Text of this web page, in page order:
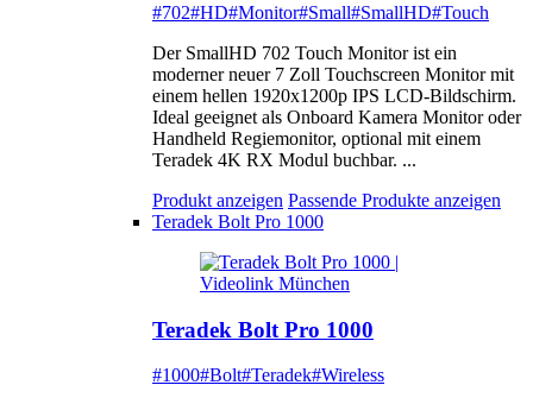
#702#HD#Monitor#Small#SmallHD#Touch
Der SmallHD 702 Touch Monitor ist ein
moderner neuer 7 Zoll Touchscreen Monitor mit
einem hellen 1920x1200p IPS LCD-Bildschirm.
Ideal geeignet als Onboard Kamera Monitor oder
Handheld Regiemonitor, optional mit einem
Teradek 4K RX Modul buchbar. ...
Produkt anzeigen Passende Produkte anzeigen
Teradek Bolt Pro 1000
Teradek Bolt Pro 1000
#1000#Bolt#Teradek#Wireless